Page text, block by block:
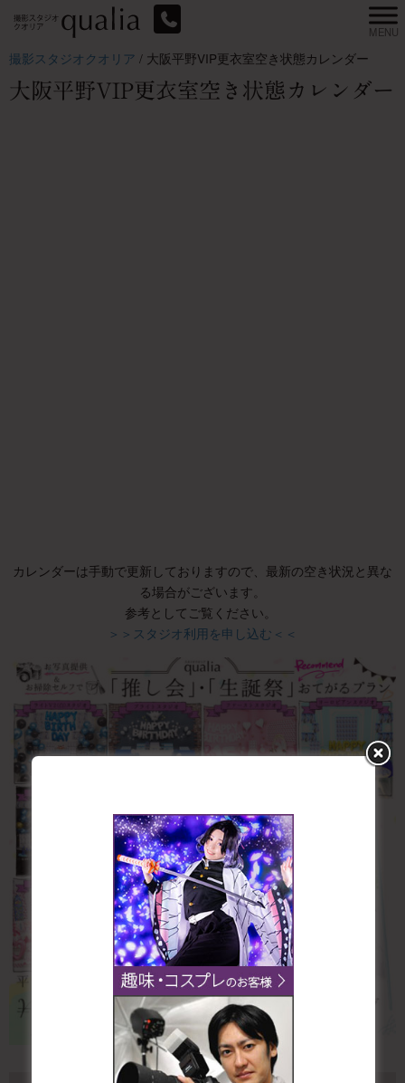
撮影スタジオクオリア / 大阪平野VIP更衣室空き状態カレンダー
大阪平野VIP更衣室空き状態カレンダー
カレンダーは手動で更新しておりますので、最新の空き状況と異な
る場合がございます。
参考としてご覧ください。
＞＞スタジオ利用を申し込む＜＜